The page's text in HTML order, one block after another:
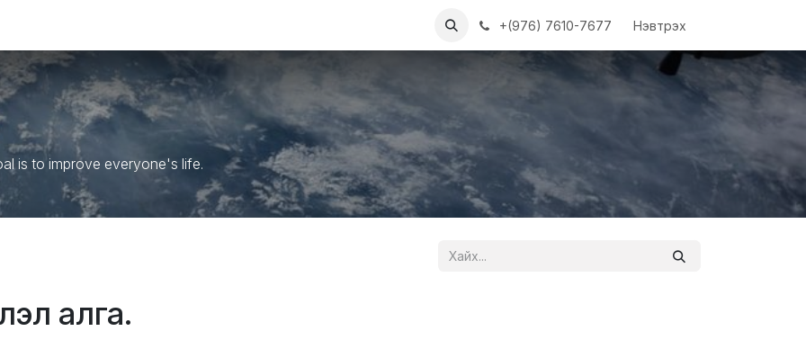
АЖЛЫН БАЙРУУД+(976) 7610-7677 Нэвтрэх
is to improve everyone's life.
алга.